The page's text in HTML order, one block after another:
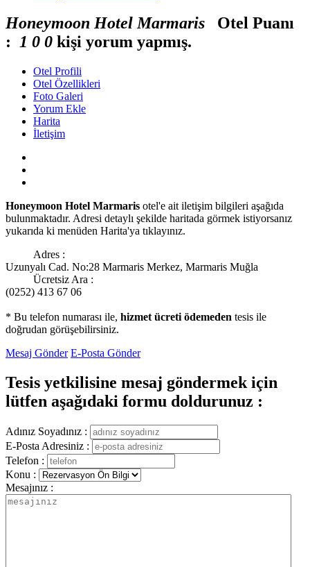
Honeymoon Hotel Marmaris
Otel Puanı
: 1 0 0 kişi yorum yapmış.
Otel Profili
Otel Özellikleri
Foto Galeri
Yorum Ekle
Harita
İletişim
Honeymoon Hotel Marmaris otel'e ait iletişim bilgileri aşağıda
bulunmaktadır. Adresi detaylı şekilde haritada görmek istiyorsanız
yukarıda ki menüden Harita'ya tıklayınız.
Adres :
Uzunyalı Cad. No:28 Marmaris Merkez, Marmaris Muğla
Ücretsiz Ara :
(0252) 413 67 06
* Bu telefon numarası ile, hizmet ücreti ödemeden tesis ile
doğrudan görüşebilirsiniz.
Mesaj Gönder E-Posta Gönder
Tesis yetkilisine mesaj göndermek için
lütfen aşağıdaki formu doldurunuz :
Adınız Soyadınız :
E-Posta Adresiniz :
Telefon :
Konu :
Mesajınız :